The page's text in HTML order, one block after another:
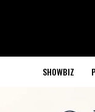
SHOWBIZ